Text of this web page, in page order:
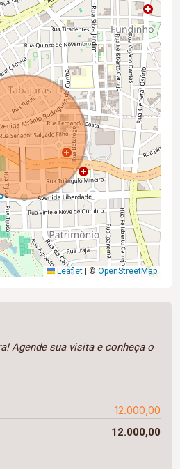
Leaflet | © OpenStreetMap
Agende sua visita e conheça o
12.000,00
12.000,00